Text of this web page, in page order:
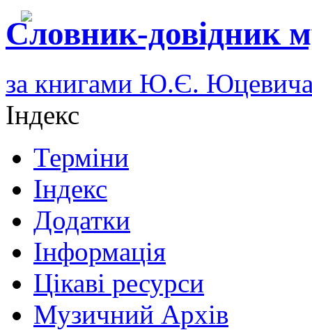
Словник-довідник
за книгами Ю.Є.
Індекс
Терміни
Індекс
Додатки
Інформація
Цікаві ресурси
Музичний Архів